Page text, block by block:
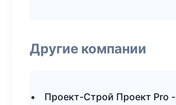
Другие компании
Проект-Строй Проект Pro -